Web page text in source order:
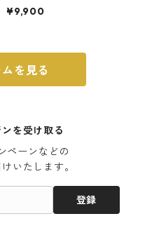
m ガス火・IH対応 鉄フライパン
¥9,900
を見る
を受け取る
ペーンなどの
いたします。
登録